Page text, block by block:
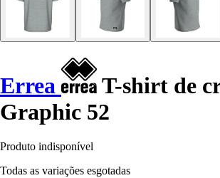
Errea
T-shirt de
Graphic 52
Produto indisponível
Todas as variações esgotadas